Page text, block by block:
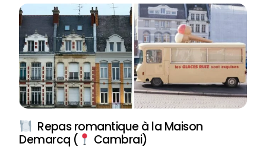
Repas romantique à la Maison
Demarcq (
Cambrai)